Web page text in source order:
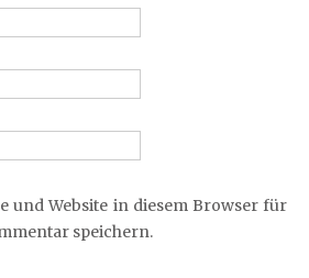
und Website in diesem Browser für
speichern.